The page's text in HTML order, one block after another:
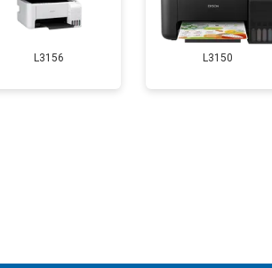
Замена вала
L3156 L3150